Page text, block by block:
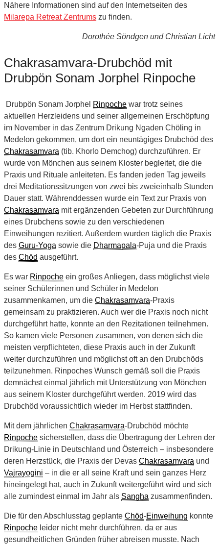
Nähere Informationen sind auf den Internetseiten des
Milarepa Retreat Zentrums zu finden.
Dorothée Söndgen und Christian Licht
Chakrasamvara-Drubchöd mit
Drubpön Sonam Jorphel Rinpoche
Drubpön Sonam Jorphel Rinpoche war trotz seines
aktuellen Herzleidens und seiner allgemeinen Erschöpfung
im November in das Zentrum Drikung Ngaden Chöling in
Medelon gekommen, um dort ein neuntägiges Drubchöd des
Chakrasamvara (tib. Khorlo Demchog) durchzuführen. Er
wurde von Mönchen aus seinem Kloster begleitet, die die
Praxis und Rituale anleiteten. Es fanden jeden Tag jeweils
drei Meditationssitzungen von zwei bis zweieinhalb Stunden
Dauer statt. Währenddessen wurde ein Text zur Praxis von
Chakrasamvara mit ergänzenden Gebeten zur Durchführung
eines Drubchens sowie zu den verschiedenen
Einweihungen rezitiert. Außerdem wurden täglich die Praxis
des Guru-Yoga sowie die Dharmapala-Puja und die Praxis
des Chöd ausgeführt.
Es war Rinpoche ein großes Anliegen, dass möglichst viele
seiner Schülerinnen und Schüler in Medelon
zusammenkamen, um die Chakrasamvara-Praxis
gemeinsam zu praktizieren. Auch wer die Praxis noch nicht
durchgeführt hatte, konnte an den Rezitationen teilnehmen.
So kamen viele Personen zusammen, von denen sich die
meisten verpflichteten, diese Praxis auch in der Zukunft
weiter durchzuführen und möglichst oft an den Drubchöds
teilzunehmen. Rinpoches Wunsch gemäß soll die Praxis
demnächst einmal jährlich mit Unterstützung von Mönchen
aus seinem Kloster durchgeführt werden. 2019 wird das
Drubchöd voraussichtlich wieder im Herbst stattfinden.
Mit dem jährlichen Chakrasamvara-Drubchöd möchte
Rinpoche sicherstellen, dass die Übertragung der Lehren der
Drikung-Linie in Deutschland und Österreich – insbesondere
deren Herzstück, die Praxis der Devas Chakrasamvara und
Vajrayogini – in die er all seine Kraft und sein ganzes Herz
hineingelegt hat, auch in Zukunft weitergeführt wird und sich
alle zumindest einmal im Jahr als Sangha zusammenfinden.
Die für den Abschlusstag geplante Chöd-Einweihung konnte
Rinpoche leider nicht mehr durchführen, da er aus
gesundheitlichen Gründen früher abreisen musste. Nach